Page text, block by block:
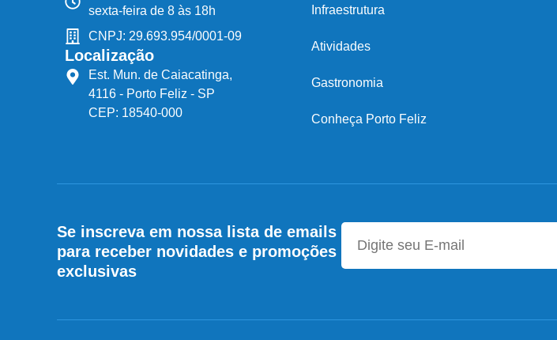
sexta-feira de 8 às 18h
CNPJ: 29.693.954/0001-09
Localização
​Est. Mun. de Caiacatinga,
4116 - Porto Feliz - SP
CEP: 18540-000
Infraestrutura
Atividades
Gastronomia
Conheça Porto Feliz
Se inscreva em nossa lista de emails
para receber novidades e promoções
exclusivas